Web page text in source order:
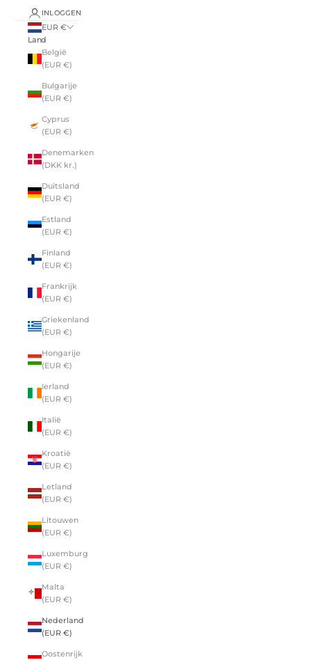
INLOGGEN
EUR €
Land
België
(EUR €)
Bulgarije
(EUR €)
Cyprus
(EUR €)
Denemarken
(DKK kr.)
Duitsland
(EUR €)
Estland
(EUR €)
Finland
(EUR €)
Frankrijk
(EUR €)
Griekenland
(EUR €)
Hongarije
(EUR €)
Ierland
(EUR €)
Italië
(EUR €)
Kroatië
(EUR €)
Letland
(EUR €)
Litouwen
(EUR €)
Luxemburg
(EUR €)
Malta
(EUR €)
Nederland
(EUR €)
Oostenrijk